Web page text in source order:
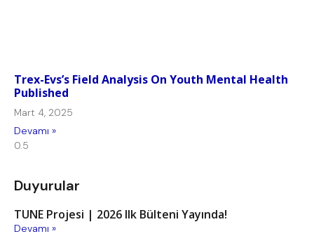
Trex-Evs’s Field Analysis On Youth Mental Health
Published
Mart 4, 2025
Devamı »
Duyurular
TUNE Projesi | 2026 Ilk Bülteni Yayında!
Devamı »